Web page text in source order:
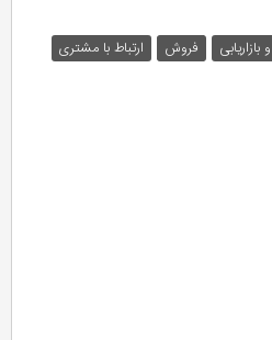
فروش ارتباط با مشتری